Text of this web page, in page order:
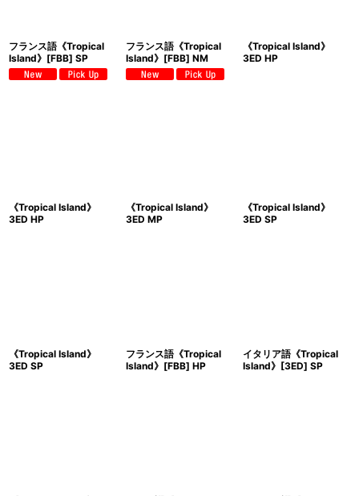
フランス語《Tropical
Island》[FBB] SP
フランス語《Tropical
Island》[FBB] NM
《Tropical Island》
3ED HP
《Tropical Island》
3ED HP
《Tropical Island》
3ED MP
《Tropical Island》
3ED SP
《Tropical Island》
3ED SP
フランス語《Tropical
Island》[FBB] HP
イタリア語《Tropical
Island》[3ED] SP